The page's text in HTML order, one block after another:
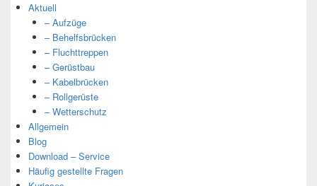
Aktuell
– Aufzüge
– Behelfsbrücken
– Fluchttreppen
– Gerüstbau
– Kabelbrücken
– Rollgerüste
– Wetterschutz
Allgemein
Blog
Download – Service
Häufig gestellte Fragen